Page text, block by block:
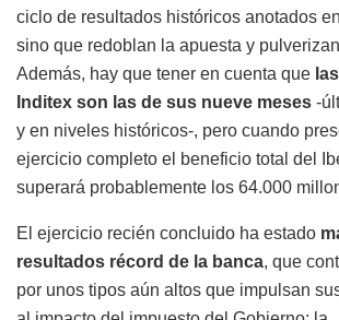
ciclo de resultados históricos anotados
sino que redoblan la apuesta y
Además, hay que tener en cuenta que
Inditex son las de sus nueve meses -
y en niveles históricos-, pero cuando
ejercicio completo el beneficio total del
superará probablemente los 64.000
El ejercicio recién concluido ha estado
resultados récord de la banca, que
por unos tipos aún altos que impulsan